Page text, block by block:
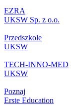
EZRA
UKSW Sp. z o.o.
Przedszkole
UKSW
TECH-INNO-MED
UKSW
Poznaj
Erste Education